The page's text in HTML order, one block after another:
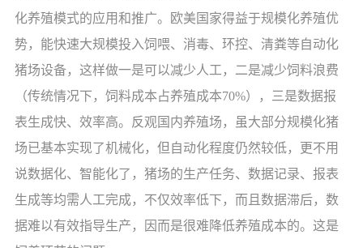
化养殖模式的应用和推广。欧美国家得益于规模化养殖优
势，能快速大规模投入饲喂、消毒、环控、清粪等自动化
猪场设备，这样做一是可以减少人工，二是减少饲料浪费
（传统情况下，饲料成本占养殖成本70%），三是数据报
表生成快、效率高。反观国内养殖场，虽大部分规模化猪
场已基本实现了机械化，但自动化程度仍然较低，更不用
说数据化、智能化了，猪场的生产任务、数据记录、报表
生成等均需人工完成，不仅效率低下，而且数据滞后，数
据难以有效指导生产，因而是很难降低养殖成本的。这是